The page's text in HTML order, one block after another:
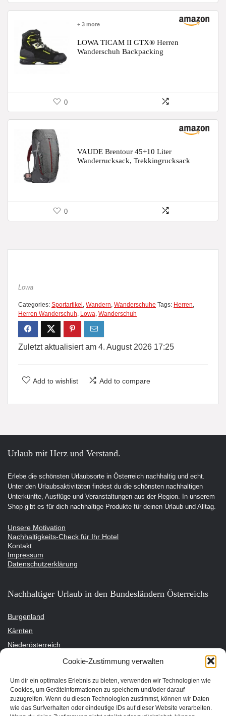
Cookie-Zustimmung verwalten
Um dir ein optimales Erlebnis zu bieten, verwenden wir Technologien wie
Cookies, um Geräteinformationen zu speichern und/oder darauf
zuzugreifen. Wenn du diesen Technologien zustimmst, können wir Daten
wie das Surfverhalten oder eindeutige IDs auf dieser Website verarbeiten.
+ 3 more
LOWA TICAM II GTX® Herren
Wanderschuh Backpacking
0
VAUDE Brentour 45+10 Liter
Wanderrucksack, Trekkingrucksack
0
Lowa
Categories: Sportartikel Wandern Wanderschuhe Tags: Herren
Herren Wanderschuh Lowa Wanderschuh
Zuletzt aktualisiert am 4. August 2026 17:25
Add to wishlist Add to compare
Urlaub mit Herz und Verstand.
Erlebe die schönsten Urlaubsorte in Österreich nachhaltig und echt.
Unter den Urlaubsaktivitäten findest du die schönsten nachhaltigen
Unterkünfte, Ausflüge und Veranstaltungen aus der Region. In unserem
Shop gibt es für dich nachhaltige Produkte für deinen Urlaub und Alltag.
Unsere Motivation
Nachhaltigkeits-Check für Ihr Hotel
Kontakt
Impressum
Datenschutzerklärung
Nachhaltiger Urlaub in den Bundesländern Österreichs
Burgenland
Kärnten
Niederösterreich
Steiermark
Tirol